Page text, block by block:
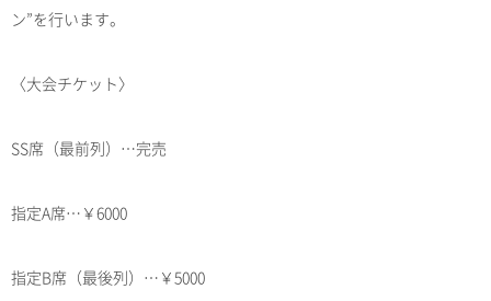
ン”を行います。
〈大会チケット〉
SS席（最前列）…完売
指定A席…￥6000
指定B席（最後列）…￥5000